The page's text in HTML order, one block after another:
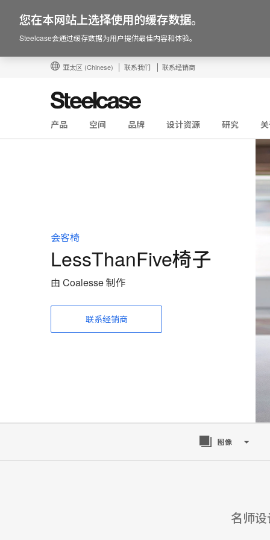
亚太区 (Chinese) 联系我们 联系经销商
产品 空间 品牌 设计资源 研究
会客椅
LessThanFive椅子
由 Coalesse 制作
联系经销商
图像
名师
您在本网站上选择使用的缓存数据。
Steelcase会通过缓存数据为用户提供最佳内容和体验。